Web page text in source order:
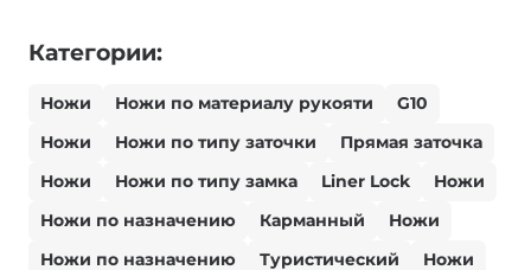
Категории:
Ножи Ножи по материалу рукояти
G10
Ножи
Ножи по типу заточки
Прямая заточка
Ножи
Ножи по типу замка Liner Lock
Ножи
Ножи по назначению
Карманный
Ножи
Ножи по назначению
Туристический
Ножи